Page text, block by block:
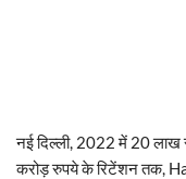
नई दिल्ली, 2022 में 20
करोड़ रुपये के रिटेंशन तक,